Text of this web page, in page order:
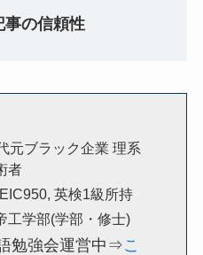
事の信頼性
元ブラック企業 理系
者
英検1級所持
工学部(学部・修士)
勉強会運営中⇒こ